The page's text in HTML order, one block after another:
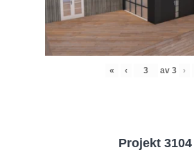
« ‹ av 3 ›
Projekt 3104